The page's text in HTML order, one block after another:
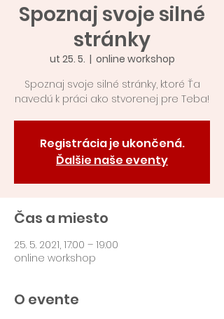
Spoznaj svoje silné
stránky
ut 25. 5.
  |
online workshop
Spoznaj svoje silné stránky, ktoré Ťa
navedú k práci ako stvorenej pre Teba!
Registrácia je ukončená.
Ďalšie naše eventy
Čas a miesto
25. 5. 2021, 17:00 – 19:00
online workshop
O evente